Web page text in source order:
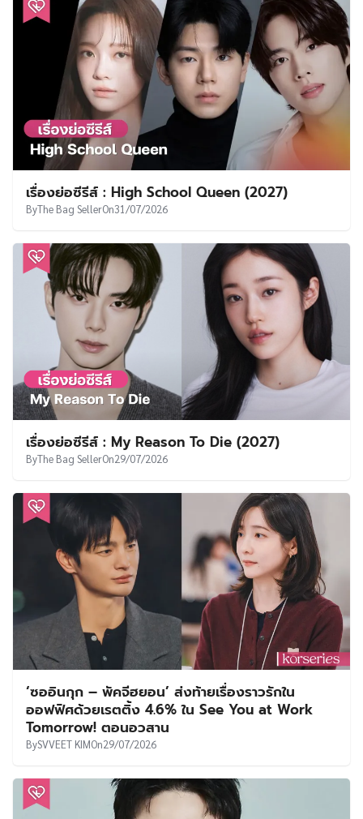
เรื่องย่อซีรีส์ : High School Queen (2027)
ByThe Bag SellerOn31/07/2026
เรื่องย่อซีรีส์ : My Reason To Die (2027)
ByThe Bag SellerOn29/07/2026
‘ซออินกุก – พัคจีฮยอน’ ส่งท้ายเรื่องราวรักใน
ออฟฟิศด้วยเรตติ้ง 4.6% ใน See You at Work
Tomorrow! ตอนอวสาน
BySVVEET KIMOn29/07/2026